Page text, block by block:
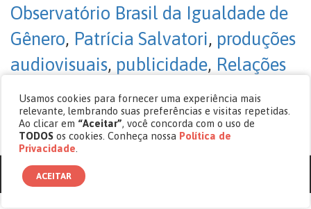
Observatório Brasil da Igualdade de
Gênero, Patrícia Salvatori, produções
audiovisuais, publicidade, Relações
Públicas , Ricardo Sales
Roberto
D’Ugo,Suzana Singer
Sem comentários
© copyright 2017 - 2026 Revista Cásper.
Usamos cookies para fornecer uma experiência mais
relevante, lembrando suas preferências e visitas repetidas.
Ao clicar em “Aceitar”, você concorda com o uso de
TODOS os cookies. Conheça nossa Política de
Privacidade
ACEITAR